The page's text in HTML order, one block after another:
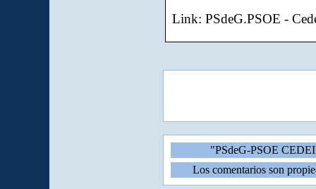
Link: PSdeG.PSOE -
"PSdeG-PSOE
Los comentarios son